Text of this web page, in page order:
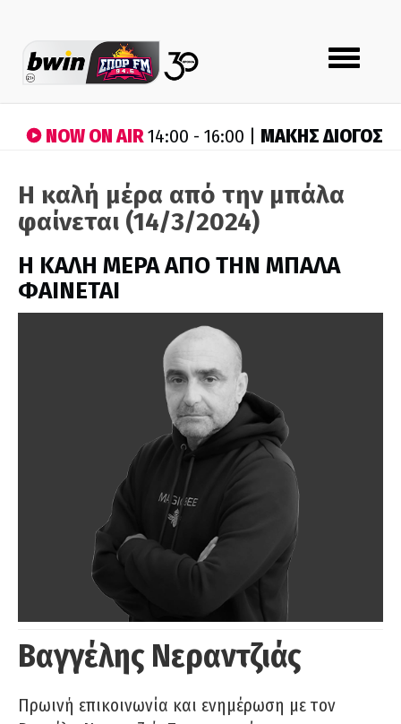
Toggle
navigation
NOW ON AIR14:00 - 16:00 | ΜΑΚΗΣ ΔΙΟΓΟΣ
Η καλή μέρα από την μπάλα
φαίνεται (14/3/2024)
H ΚΑΛΗ ΜΕΡΑ ΑΠΟ ΤΗΝ ΜΠΑΛΑ
ΦΑΙΝΕΤΑΙ
Βαγγέλης Νεραντζιάς
Πρωινή επικοινωνία και ενημέρωση με τον